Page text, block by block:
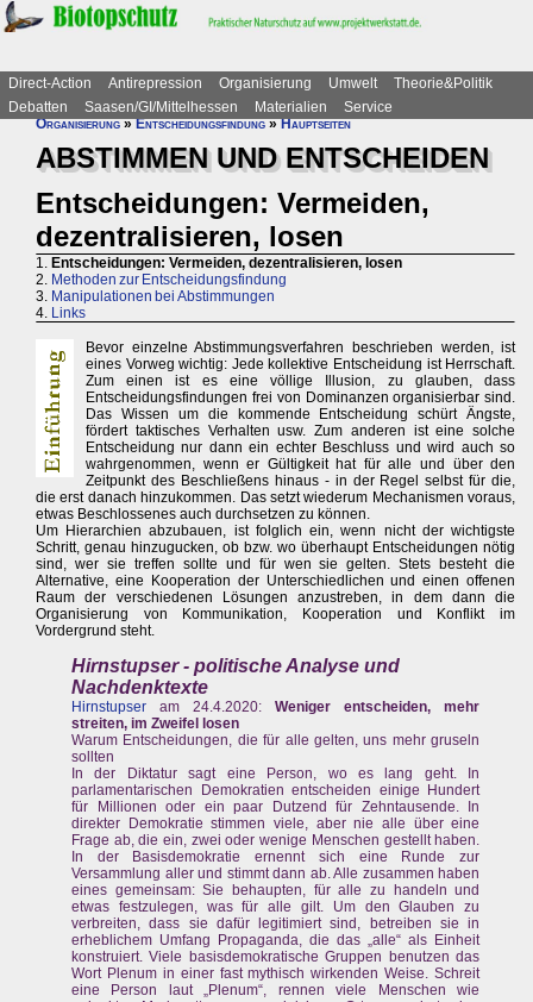
Direct-Action Antirepression Organisierung Umwelt
Theorie&Politik
Debatten
Saasen/GI/Mittelhessen Materialien
Service
Organisierung»Entscheidungsfindung»Hauptseiten
ABSTIMMEN UND ENTSCHEIDEN
Entscheidungen: Vermeiden,
dezentralisieren, losen
1. Entscheidungen: Vermeiden, dezentralisieren, losen
2. Methoden zur Entscheidungsfindung
3. Manipulationen bei Abstimmungen
4. Links
Bevor einzelne Abstimmungsverfahren beschrieben werden, ist
eines Vorweg wichtig: Jede kollektive Entscheidung ist Herrschaft.
Zum einen ist es eine völlige Illusion, zu glauben, dass
Entscheidungsfindungen frei von Dominanzen organisierbar sind.
Das Wissen um die kommende Entscheidung schürt Ängste,
fördert taktisches Verhalten usw. Zum anderen ist eine solche
Entscheidung nur dann ein echter Beschluss und wird auch so
wahrgenommen, wenn er Gültigkeit hat für alle und über den
Zeitpunkt des Beschließens hinaus - in der Regel selbst für die,
die erst danach hinzukommen. Das setzt wiederum Mechanismen voraus,
etwas Beschlossenes auch durchsetzen zu können.
Um Hierarchien abzubauen, ist folglich ein, wenn nicht der wichtigste
Schritt, genau hinzugucken, ob bzw. wo überhaupt Entscheidungen nötig
sind, wer sie treffen sollte und für wen sie gelten. Stets besteht die
Alternative, eine Kooperation der Unterschiedlichen und einen offenen
Raum der verschiedenen Lösungen anzustreben, in dem dann die
Organisierung von Kommunikation, Kooperation und Konflikt im
Vordergrund steht.
Hirnstupser - politische Analyse und
Nachdenktexte
Hirnstupser am 24.4.2020:Weniger entscheiden, mehr
streiten, im Zweifel losen
Warum Entscheidungen, die für alle gelten, uns mehr gruseln
sollten
In der Diktatur sagt eine Person, wo es lang geht. In
parlamentarischen Demokratien entscheiden einige Hundert
für Millionen oder ein paar Dutzend für Zehntausende. In
direkter Demokratie stimmen viele, aber nie alle über eine
Frage ab, die ein, zwei oder wenige Menschen gestellt haben.
In der Basisdemokratie ernennt sich eine Runde zur
Versammlung aller und stimmt dann ab. Alle zusammen haben
eines gemeinsam: Sie behaupten, für alle zu handeln und
etwas festzulegen, was für alle gilt. Um den Glauben zu
verbreiten, dass sie dafür legitimiert sind, betreiben sie in
erheblichem Umfang Propaganda, die das „alle“ als Einheit
konstruiert. Viele basisdemokratische Gruppen benutzen das
Wort Plenum in einer fast mythisch wirkenden Weise. Schreit
eine Person laut „Plenum“, rennen viele Menschen wie